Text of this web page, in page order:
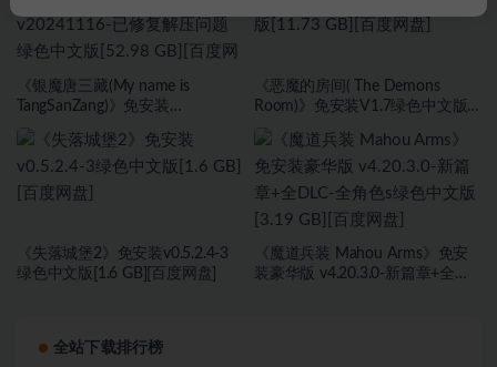
《银魔唐三藏(My name is
TangSanZang)》免安装
中文版[52.98 GB][百度网盘]
《恶魔的房间( The Demons
Room)》免安装V1.7绿色中文版
《失落城堡2》免安装v0.5.2.4-3
绿色中文版[1.6 GB][百度网盘]
《魔道兵装 Mahou Arms》免安
装豪华版 v4.20.3.0-新篇章+全
全站下载排行榜